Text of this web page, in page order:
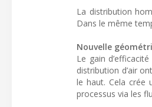
La distribution
Dans le même
Nouvelle
Le gain
distribution d’air
le haut. Cela crée
processus via les